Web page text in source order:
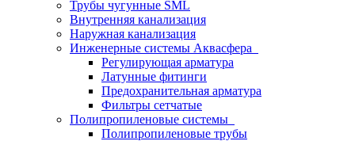
Трубы чугунные SML
Внутренняя канализация
Наружная канализация
Инженерные системы Аквасфера
Регулирующая арматура
Латунные фитинги
Предохранительная арматура
Фильтры сетчатые
Полипропиленовые системы
Полипропиленовые трубы